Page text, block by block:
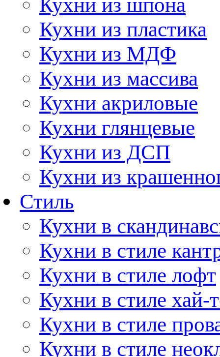
Кухни из пластика
Кухни из МДФ
Кухни из массива
Кухни акриловые
Кухни глянцевые
Кухни из ДСП
Кухни из
Стиль
Кухни в
Кухни в стиле
Кухни в стиле лофт
Кухни в стиле хай-
Кухни в стиле
Кухни в стиле